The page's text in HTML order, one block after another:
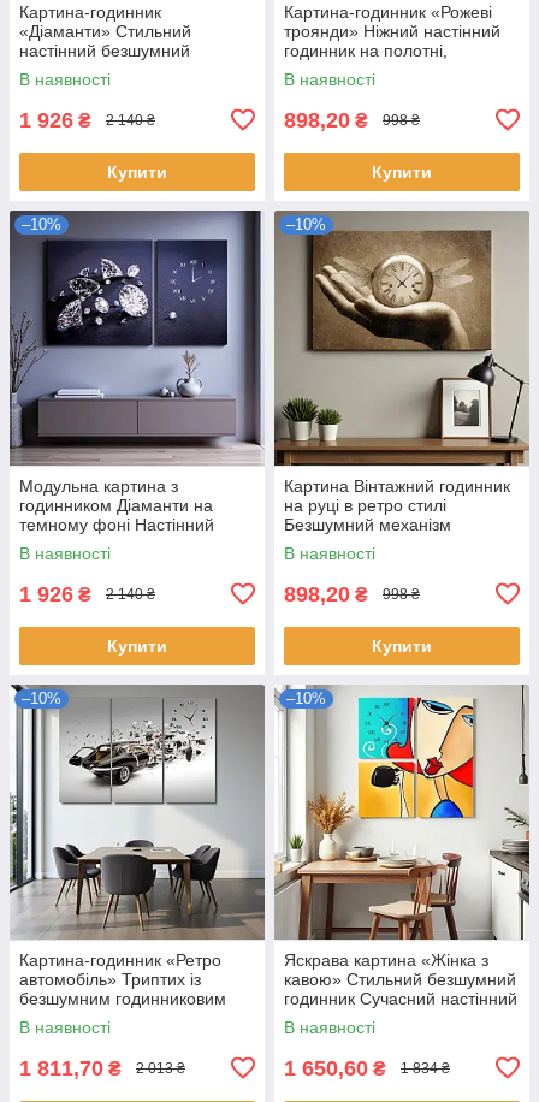
Картина-годинник
«Діаманти» Стильний
настінний безшумний
годинник Декор для спальні
чи вітальні 100х60 з 2 частин
В наявності
1 926 ₴ 2 140 ₴
Купити
Картина-годинник «Рожеві
троянди» Ніжний настінний
годинник на полотні,
романтичний декор для
спальні чи кухні 60х40см
В наявності
898,20 ₴ 998 ₴
Купити
–10%
Модульна картина з
годинником Діаманти на
темному фоні Настінний
безшумний годинник Декор
для інтер'єру 100х60 з 2х
В наявності
1 926 ₴ 2 140 ₴
Купити
–10%
Картина Вінтажний годинник
на руці в ретро стилі
Безшумний механізм
60х40см
В наявності
898,20 ₴ 998 ₴
Купити
–10%
Картина-годинник «Ретро
автомобіль» Триптих із
безшумним годинниковим
механізмом Стильний
настінний декор для чоловіків
В наявності
1 811,70 ₴ 2 013 ₴
–10%
Яскрава картина «Жінка з
кавою» Стильний безшумний
годинник Сучасний настінний
декор для кухні, кафе 60х62
см
В наявності
1 650,60 ₴ 1 834 ₴